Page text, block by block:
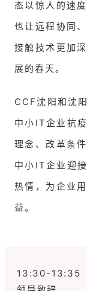
态以惊人的速
也让远程协同
接触技术更加
展的春天。
CCF沈阳和沈
中小IT企业抗
理念、改革条
中小IT企业迎
热情，为企业
益。
13:30-13:35